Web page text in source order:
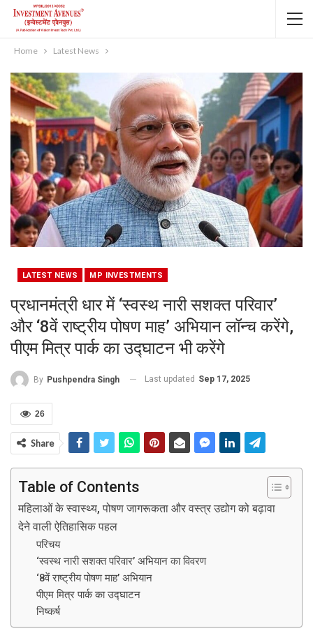
Home Latest News
LATEST NEWS MP INVESTMENTS
प्रधानमंत्री धार में ‘स्वस्थ नारी सशक्त परिवार’
और ‘8वें राष्ट्रीय पोषण माह’ अभियान लॉन्च करेंगे,
पीएम मित्र पार्क का उद्घाटन भी करेंगे
By Pushpendra Singh Last updated Sep 17, 2025
26
Share
Table of Contents
महिलाओं के स्वास्थ्य, पोषण जागरूकता और वस्त्र उद्योग को बढ़ावा
देने वाली ऐतिहासिक पहल
परिचय
‘स्वस्थ नारी सशक्त परिवार’ अभियान का विवरण
‘8वें राष्ट्रीय पोषण माह’ अभियान
पीएम मित्र पार्क का उद्घाटन
निष्कर्ष